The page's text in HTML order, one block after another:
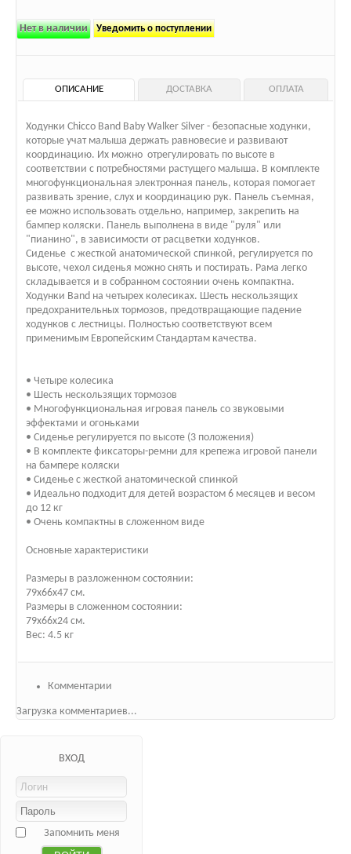
Нет в наличии Уведомить о поступлении
ОПИСАНИЕ ДОСТАВКА ОПЛАТА
Ходунки Chicco Band Baby Walker Silver - безопасные ходунки,
которые учат малыша держать равновесие и развивают
координацию. Их можно отрегулировать по высоте в
соответствии с потребностями растущего малыша. В комплекте
многофункциональная электронная панель, которая помогает
развивать зрение, слух и координацию рук. Панель съемная,
ее можно использовать отдельно, например, закрепить на
бампер коляски. Панель выполнена в виде "руля" или
"пианино", в зависимости от расцветки ходунков.
Сиденье с жесткой анатомической спинкой, регулируется по
высоте, чехол сиденья можно снять и постирать. Рама легко
складывается и в собранном состоянии очень компактна.
Ходунки Band на четырех колесиках. Шесть нескользящих
предохранительных тормозов, предотвращающие падение
ходунков с лестницы. Полностью соответствуют всем
применимым Европейским Стандартам качества.
• Четыре колесика
• Шесть нескользящих тормозов
• Многофункциональная игровая панель со звуковыми
эффектами и огоньками
• Сиденье регулируется по высоте (3 положения)
• В комплекте фиксаторы-ремни для крепежа игровой панели
на бампере коляски
• Сиденье с жесткой анатомической спинкой
• Идеально подходит для детей возрастом 6 месяцев и весом
до 12 кг
• Очень компактны в сложенном виде
Основные характеристики
Размеры в разложенном состоянии:
79х66х47 см.
Размеры в сложенном состоянии:
79х66х24 см.
Вес: 4.5 кг
Комментарии
Загрузка комментариев...
ВХОД
Запомнить меня